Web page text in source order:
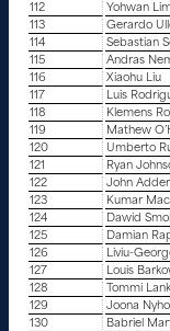
112
Yohwan
113
Gerardo
114
Sebastian
115
Andras
116
Xiaohu Liu
117
Luis
118
Klemens
119
Mathew
120
Umberto
121
Ryan
122
John
123
Kumar
124
Dawid
125
Damian
126
Liviu-
127
Louis
128
Tommi
129
Joona
130
Babriel